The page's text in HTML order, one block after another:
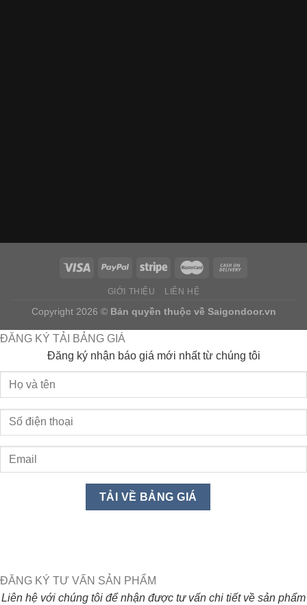
GIỚI THIỆU LIÊN HỆ
Copyright 2026 © Bản quyền thuộc về Saigondoor.vn
ĐĂNG KÝ TẢI BẢNG GIÁ
Đăng ký nhận báo giá mới nhất từ chúng tôi
ĐĂNG KÝ TƯ VẤN SẢN PHẨM
Liên hệ với chúng tôi để nhận được tư vấn chi tiết về sản phẩm